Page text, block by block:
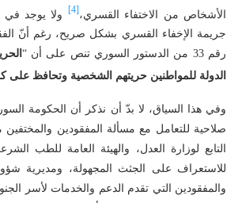
الأشخاص من الاختفاء القسري، [4]
ولا يوجد في
جريمة الإخفاء القسري بشكل صريح، رغم أنّ
رقم 33 من الدستور السوري تنص على أن “
الدولة للمواطنين حريتهم الشخصية وتحافظ على
وفي هذا السياق، لا بدّ أن نذكر أن الحكومة
صلاحية للتعامل مع مسألة المفقودين والمختفين
التابع لوزارة العدل، والهيئة العامة للطب
للاستعراف على الجثث المجهولة، ومديرية
والمفقودين التي تقدم الدعم والخدمات لأسر